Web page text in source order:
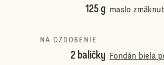
125 g maslo
NA OZDOBENIE
2 balíčky Fondán biela